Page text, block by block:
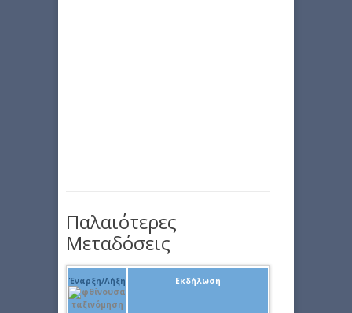
Παλαιότερες
Μεταδόσεις
Έναρξη/Λήξη Εκδήλωση